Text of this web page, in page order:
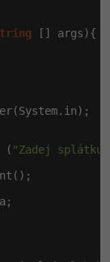
[] args){
(
"Zadej splátku